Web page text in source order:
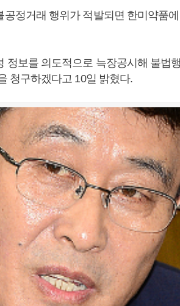
정거래 행위가 적발되면 한미약품에
정보를 의도적으로 늑장공시해 불법
청구하겠다고 10일 밝혔다.